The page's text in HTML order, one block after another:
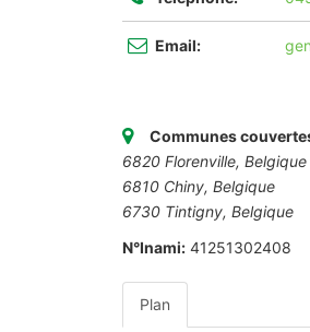
Email:
Communes
6820 Florenville, Belgique
6810 Chiny, Belgique
6730 Tintigny, Belgique
N°Inami: 41251302408
Plan